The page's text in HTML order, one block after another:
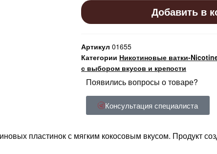
Добавить в
Артикул 01655
Категории Никотиновые ватки-
с выбором вкусов и крепости
Появились вопросы о товаре?
Консультация специалиста
пластинок с мягким кокосовым вкусом. Продукт